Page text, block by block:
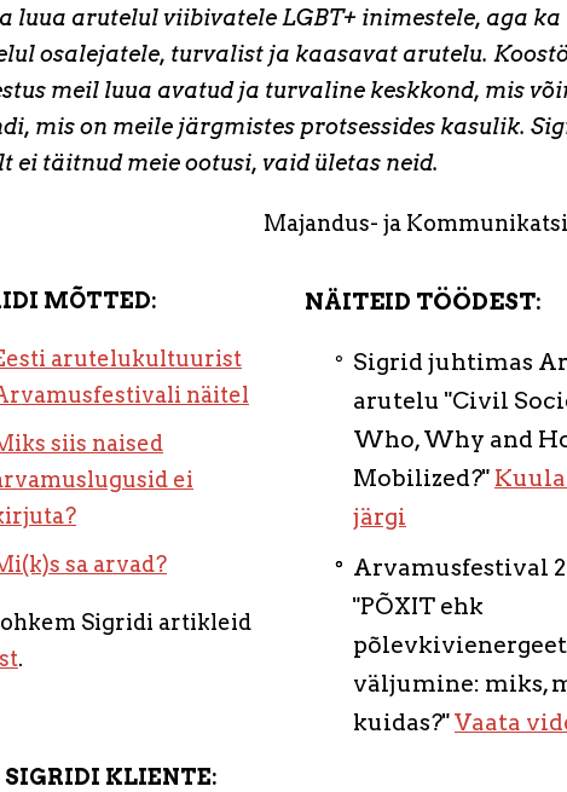
luua arutelul viibivatele LGBT+ inimestele, aga ka
osalejatele, turvalist ja kaasavat arutelu.
meil luua avatud ja turvaline keskkond, mis
mis on meile järgmistes protsessides kasulik.
ei täitnud meie ootusi, vaid ületas neid.
Majandus- ja
MÕTTED:
arutelukultuurist
näitel
siis naised
ei
sa arvad?
Sigridi artikleid
.
NÄITEID TÖÖDEST:
Sigrid juhtimas
arutelu "Civil
Who, Why and
Mobilized?"
järgi
Arvamusfestival
"PÕXIT ehk
väljumine: miks,
kuidas?"Vaata
KLIENTE: